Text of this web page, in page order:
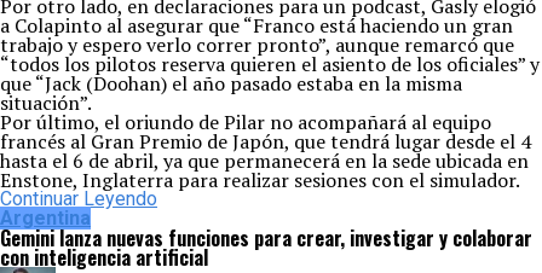
Por otro lado, en declaraciones para un podcast, Gasly elogió
a Colapinto al asegurar que “Franco está haciendo un gran
trabajo y espero verlo correr pronto”, aunque remarcó que
“todos los pilotos reserva quieren el asiento de los oficiales” y
que “Jack (Doohan) el año pasado estaba en la misma
situación”.
Por último, el oriundo de Pilar no acompañará al equipo
francés al Gran Premio de Japón, que tendrá lugar desde el 4
hasta el 6 de abril, ya que permanecerá en la sede ubicada en
Enstone, Inglaterra para realizar sesiones con el simulador.
Continuar Leyendo
Argentina
Gemini lanza nuevas funciones para crear, investigar y colaborar
con inteligencia artificial